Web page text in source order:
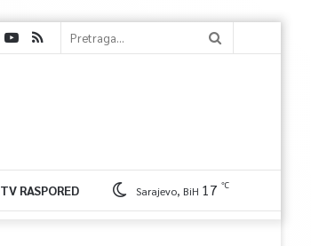
TV RASPORED Sarajevo, BiH 17 ℃